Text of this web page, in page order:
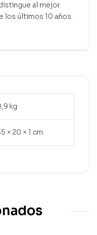
al mejor
los últimos 10 años.
kg
× 20 × 1 cm